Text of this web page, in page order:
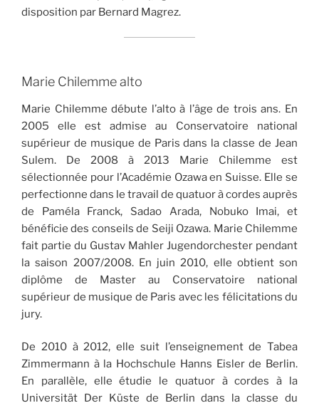
disposition par Bernard Magrez.
Marie Chilemme alto
Marie Chilemme débute l’alto à l’âge de trois ans. En
2005 elle est admise au Conservatoire national
supérieur de musique de Paris dans la classe de Jean
Sulem. De 2008 à 2013 Marie Chilemme est
sélectionnée pour l’Académie Ozawa en Suisse. Elle se
perfectionne dans le travail de quatuor à cordes auprès
de Paméla Franck, Sadao Arada, Nobuko Imai, et
bénéficie des conseils de Seiji Ozawa. Marie Chilemme
fait partie du Gustav Mahler Jugendorchester pendant
la saison 2007/2008. En juin 2010, elle obtient son
diplôme de Master au Conservatoire national
supérieur de musique de Paris avec les félicitations du
jury.
De 2010 à 2012, elle suit l’enseignement de Tabea
Zimmermann à la Hochschule Hanns Eisler de Berlin.
En parallèle, elle étudie le quatuor à cordes à la
Universität Der Küste de Berlin dans la classe du